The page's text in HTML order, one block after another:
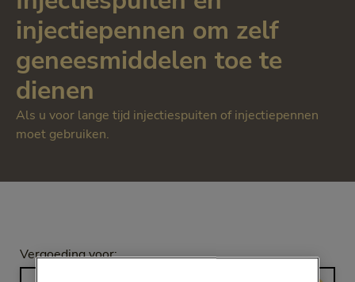
injectiepennen om zelf
geneesmiddelen toe te
dienen
Als u voor lange tijd injectiespuiten of injectiepennen
moet gebruiken.
Selecteer jaar
Vergoeding voor:
Bij het kiezen van een optie volgt een doorgestuurde link.